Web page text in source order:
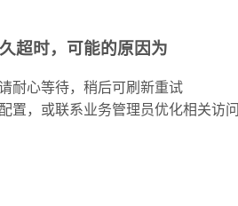
超时，可能的原因为
耐心等待，稍后可刷新重试
置，或联系业务管理员优化相关访问